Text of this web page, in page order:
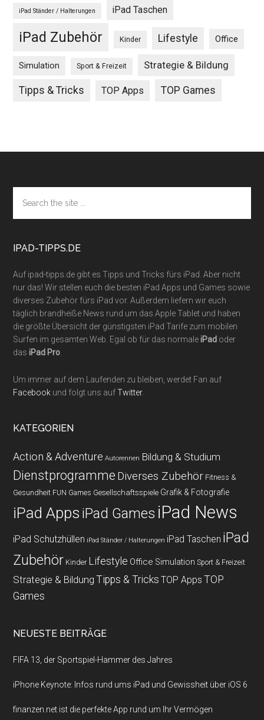
iPad Ständer / Halterungen iPad Taschen
iPad Zubehör Kinder Lifestyle Office
Simulation Sport & Freizeit Strategie & Bildung
Tipps & Tricks TOP Apps TOP Games
Footer
the
site
IPAD-TIPPS.DE
Auf ipad-tipps.de gibt es Tipps und Tricks fürs iPad. Aber nicht
nur das! Wir stellen euch die besten iPad Apps und Games sowie
diverses Zubehör fürs iPad vor. Außerdem liefern wir euch
täglich brandheiße News rund um das Apple Tablet und haben
die größte Übersicht der günstigsten iPad Tarife zum mobilen
Surfen im gesamten Web. Egal ob für das normaleiPad oder
dasiPad Pro
Um immer auf dem Laufenden zu bleiben, werdet Fan auf
Facebook und folgt uns aufTwitter.
KATEGORIEN
Action & Adventure Autorennen Bildung & Studium
Dienstprogramme Diverses Zubehör Fitness &
Gesundheit FUN Games Gesellschaftsspiele Grafik & Fotografie
iPad Apps iPad Games iPad News
iPad Schutzhüllen iPad Ständer / Halterungen iPad Taschen iPad
Zubehör Kinder Lifestyle Office Simulation Sport & Freizeit
Strategie & Bildung Tipps & Tricks TOP Apps TOP
Games
NEUESTE BEITRÄGE
FIFA 13, der Sportspiel-Hammer des Jahres
iPhone Keynote: Infos rund ums iPad und Gewissheit über iOS 6
finanzen.net ist die perfekte App rund um Ihr Vermögen